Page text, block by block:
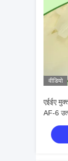
वीडियो
एईईए
AF-6
कपड़े के